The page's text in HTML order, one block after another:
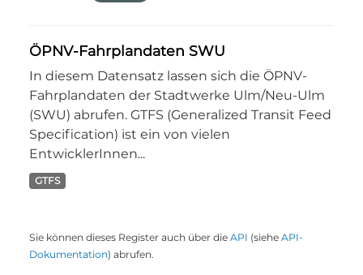
ÖPNV-Fahrplandaten SWU
In diesem Datensatz lassen sich die ÖPNV-
Fahrplandaten der Stadtwerke Ulm/Neu-Ulm
(SWU) abrufen. GTFS (Generalized Transit Feed
Specification) ist ein von vielen
EntwicklerInnen...
GTFS
Sie können dieses Register auch über die API (siehe API-
Dokumentation) abrufen.